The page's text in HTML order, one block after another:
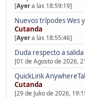
[Ayera las 18:59:19]
Nuevos trípodes Wes
Cutanda
[Ayera las 18:55:46]
Duda respecto a
[01 de Agosto de 2026,
QuickLink
Cutanda
[29 de Julio de 2026,